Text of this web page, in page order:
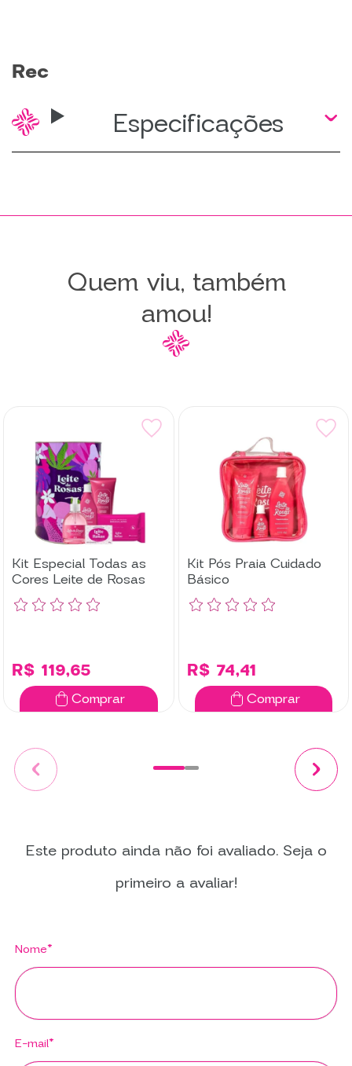
Rec
Especificações
Quem viu, também
amou!
Kit Especial Todas as
Cores Leite de Rosas
R$ 119,65
Comprar
Kit Pós Praia Cuidado
Básico
R$ 74,41
Comprar
Este produto ainda não foi avaliado. Seja o
primeiro a avaliar!
Nome*
E-mail*